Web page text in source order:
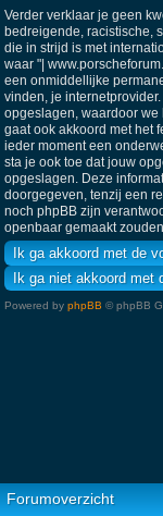
Verder verklaar je geen
bedreigende, racistische,
die in strijd is met
waar "|
een onmiddellijke
vinden, je
opgeslagen, waardoor
gaat ook akkoord met het
ieder moment een
sta je ook toe dat jouw
opgeslagen. Deze
doorgegeven, tenzij een
noch phpBB zijn
openbaar gemaakt
Powered by phpBB © phpBB
Forumoverzicht